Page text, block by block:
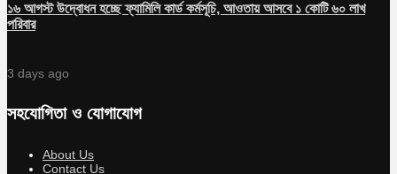
১৬ আগস্ট উদ্বোধন হচ্ছে ফ্যামিলি কার্ড কর্মসূচি, আওতায় আসবে ১ কোটি ৬০ লাখ
পরিবার
3 days ago
সহযোগিতা ও যোগাযোগ
About Us
Contact Us